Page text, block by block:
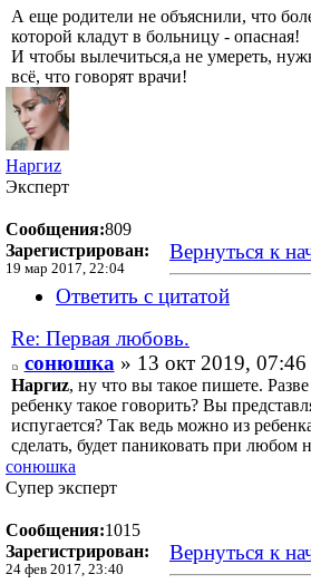
А еще родители не объяснили, что
которой кладут в больницу - опасная!
И чтобы вылечиться,а не умереть,
всё, что говорят врачи!
Наргиz
Эксперт
Сообщения:809
Зарегистрирован:
19 мар 2017, 22:04
Вернуться к
Ответить с цитатой
Re: Первая любовь.
сонюшка» 13 окт 2019, 07:46
Наргиz, ну что вы такое пишете.
ребенку такое говорить? Вы
испугается? Так ведь можно из
сделать, будет паниковать при любом
сонюшка
Супер эксперт
Сообщения:1015
Зарегистрирован:
24 фев 2017, 23:40
Вернуться к